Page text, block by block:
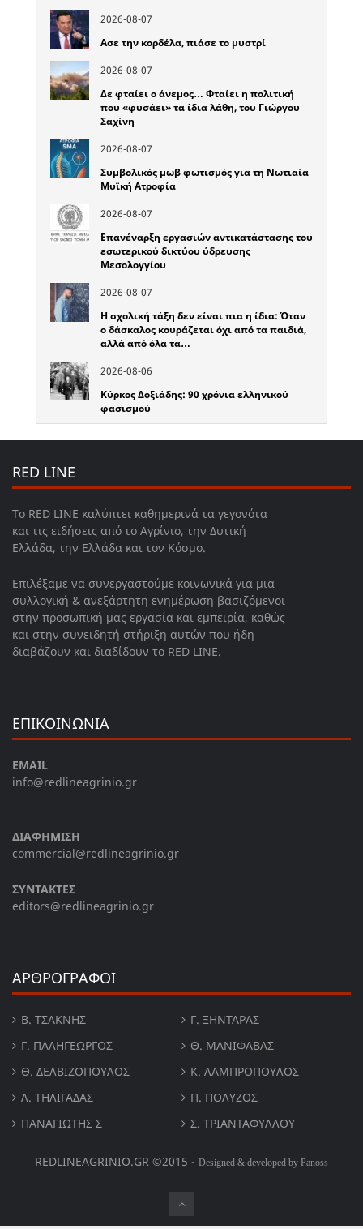
2026-08-07
Ασε την κορδέλα, πιάσε το μυστρί
2026-08-07
Δε φταίει ο άνεμος… Φταίει η πολιτική
που «φυσάει» τα ίδια λάθη, του Γιώργου
Σαχίνη
2026-08-07
Συμβολικός μωβ φωτισμός για τη Νωτιαία
Μυϊκή Ατροφία
2026-08-07
Επανέναρξη εργασιών αντικατάστασης του
εσωτερικού δικτύου ύδρευσης
Μεσολογγίου
2026-08-07
Η σχολική τάξη δεν είναι πια η ίδια: Όταν
ο δάσκαλος κουράζεται όχι από τα παιδιά,
αλλά από όλα τα…
2026-08-06
Κύρκος Δοξιάδης: 90 χρόνια ελληνικού
φασισμού
RED LINE
Το RED LINE καλύπτει καθημερινά τα γεγονότα
και τις ειδήσεις από το Αγρίνιο, την Δυτική
Ελλάδα, την Ελλάδα και τον Κόσμο.
Επιλέξαμε να συνεργαστούμε κοινωνικά για μια
συλλογική & ανεξάρτητη ενημέρωση βασιζόμενοι
στην προσωπική μας εργασία και εμπειρία, καθώς
και στην συνειδητή στήριξη αυτών που ήδη
διαβάζουν και διαδίδουν το RED LINE.
ΕΠΙΚΟΙΝΩΝΙΑ
EMAIL
info@redlineagrinio.gr
ΔΙΑΦΗΜΙΣΗ
commercial@redlineagrinio.gr
ΣΥΝΤΑΚΤΕΣ
editors@redlineagrinio.gr
ΑΡΘΡΟΓΡΑΦΟΙ
Β. ΤΣΆΚΝΗΣ
Γ. ΞΗΝΤΆΡΑΣ
Γ. ΠΑΛΗΓΕΏΡΓΟΣ
Θ. ΜΑΝΙΦΑΒΑΣ
Θ. ΔΕΛΒΙΖΌΠΟΥΛΟΣ
Κ. ΛΑΜΠΡΟΠΟΥΛΟΣ
Λ. ΤΗΛΙΓΑΔΑΣ
Π. ΠΟΛΎΖΟΣ
ΠΑΝΑΓΙΏΤΗΣ Σ
Σ. ΤΡΙΑΝΤΑΦΥΛΛΟΥ
REDLINEAGRINIO.GR ©2015 - Designed & developed by Panoss